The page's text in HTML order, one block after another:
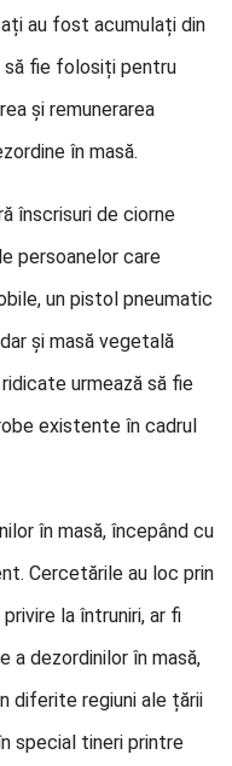
au fost acumulați din
fie folosiți pentru
și remunerarea
în masă.
înscrisuri de ciorne
persoanelor care
un pistol pneumatic
și masă vegetală
urmează să fie
existente în cadrul
în masă, începând cu
Cercetările au loc prin
la întruniri, ar fi
a dezordinilor în masă,
diferite regiuni ale țării
special tineri printre